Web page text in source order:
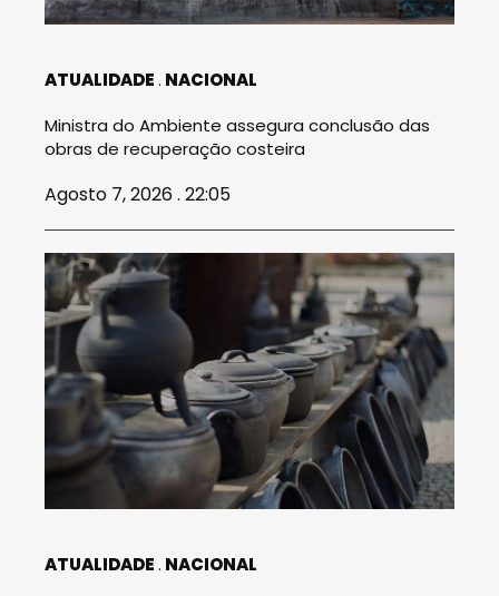
ATUALIDADE NACIONAL
Ministra do Ambiente assegura conclusão das
obras de recuperação costeira
Agosto 7, 2026 . 22:05
ATUALIDADE NACIONAL